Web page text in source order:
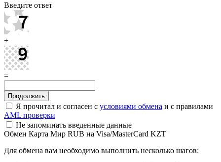
Введите ответ
+
=
Я прочитал и согласен с условиями обмена и с правилами
AML проверки
Не запоминать введенные данные
Обмен Карта Мир RUB на Visa/MasterCard KZT
Для обмена вам необходимо выполнить несколько шагов: